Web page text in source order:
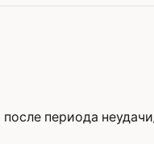
периода